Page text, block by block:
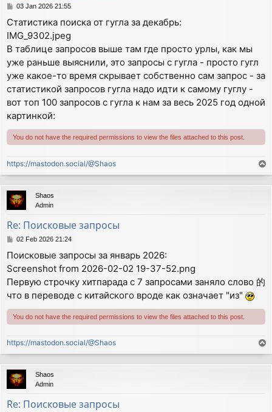
P
s
t
03 Jan 2026 21:55
Статистика поиска от гугла за декабрь:
IMG_9302.jpeg
В таблице запросов выше там где просто урлы, как мы
уже раньше выяснили, это запросы с гугла - просто гугл
уже какое-то время скрывает собственно сам запрос - за
статистикой запросов гугла надо идти к самому гуглу -
вот топ 100 запросов с гугла к нам за весь 2025 год одной
картинкой:
You do not have the required permissions to view the files attached to this post.
https://mastodon.social/@Shaos
o
p
Shaos
Admin
Re: Поисковые запросы
P
s
t
02 Feb 2026 21:24
Поисковые запросы за январь 2026:
Screenshot from 2026-02-02 19-37-52.png
Первую строчку хитпарада с 7 запросами заняло слово 的
что в переводе с китайского вроде как означает "из"
You do not have the required permissions to view the files attached to this post.
https://mastodon.social/@Shaos
o
p
Shaos
Admin
Re: Поисковые запросы